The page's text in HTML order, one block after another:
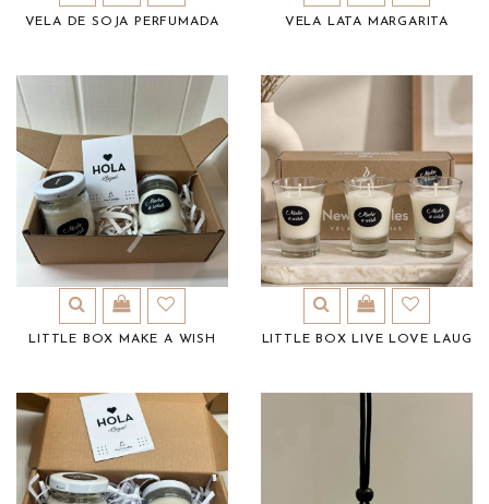
VELA DE SOJA PERFUMADA VELA LATA MARGARITA
LITTLE BOX MAKE A WISH LITTLE BOX LIVE LOVE LAUG